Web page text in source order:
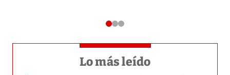
Lo más leído